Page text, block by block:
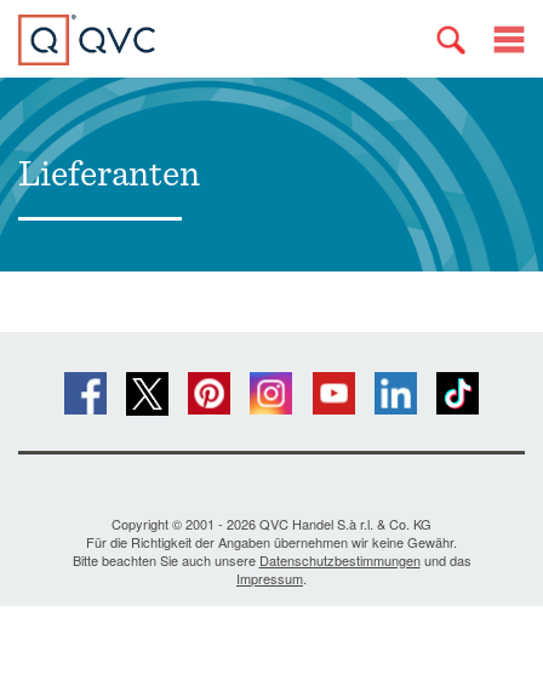
Lieferanten
Copyright © 2001 - 2026 QVC Handel S.à r.l. & Co. KG
Für die Richtigkeit der Angaben übernehmen wir keine Gewähr.
Bitte beachten Sie auch unsere Datenschutzbestimmungenund das
Impressum.